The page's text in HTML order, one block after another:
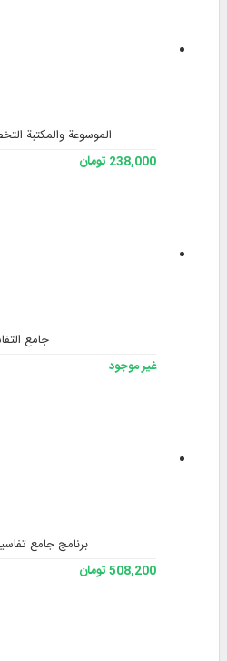
الموسوعة والمكتبة
238,000 تومان
جامع
غير موجود
برنامج جامع تفاسير
508,200 تومان